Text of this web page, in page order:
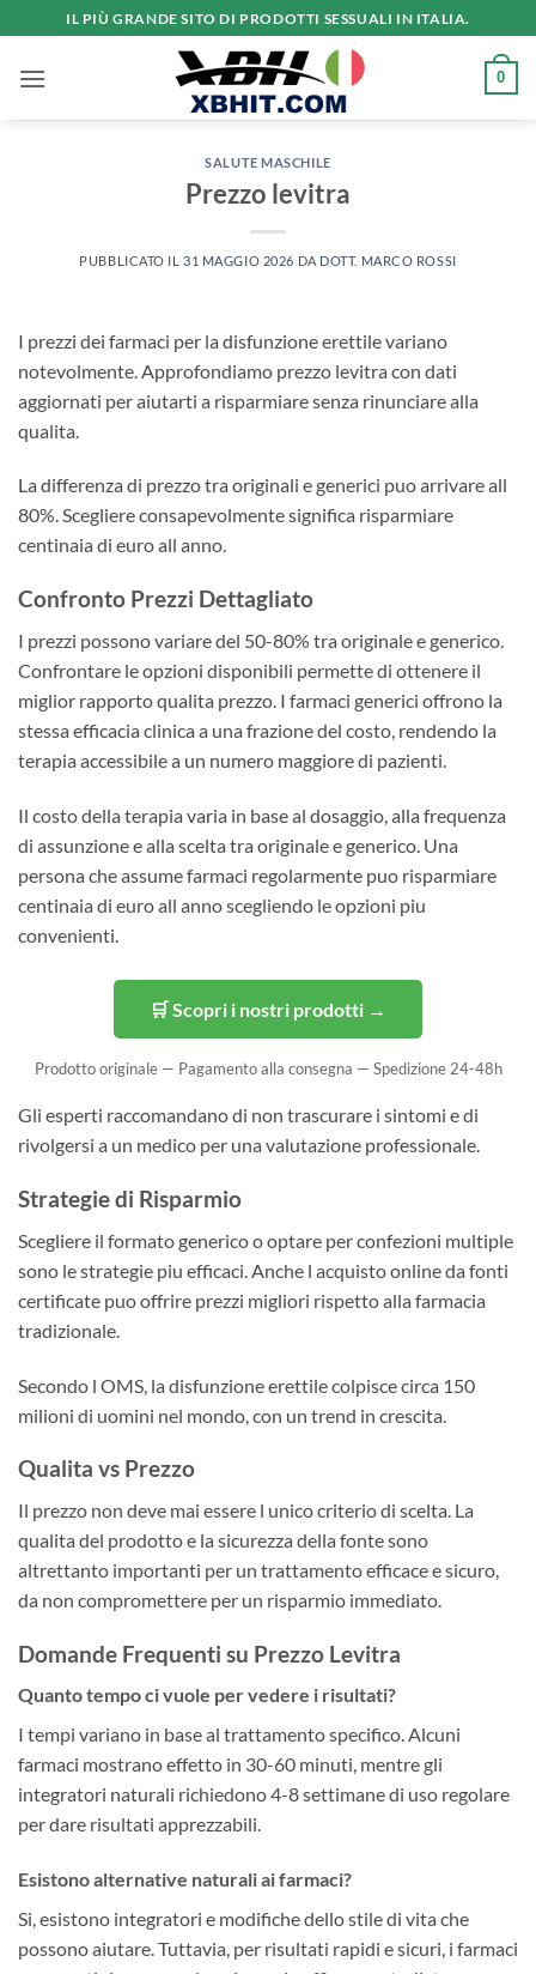
ai
contenuti
IL PIÙ GRANDE SITO DI PRODOTTI SESSUALI IN ITALIA.
0
SALUTE MASCHILE
Prezzo levitra
PUBBLICATO IL 31 MAGGIO 2026 DA DOTT. MARCO ROSSI
I prezzi dei farmaci per la disfunzione erettile variano
notevolmente. Approfondiamo prezzo levitra con dati
aggiornati per aiutarti a risparmiare senza rinunciare alla
qualita.
La differenza di prezzo tra originali e generici puo arrivare all
80%. Scegliere consapevolmente significa risparmiare
centinaia di euro all anno.
Confronto Prezzi Dettagliato
I prezzi possono variare del 50-80% tra originale e generico.
Confrontare le opzioni disponibili permette di ottenere il
miglior rapporto qualita prezzo. I farmaci generici offrono la
stessa efficacia clinica a una frazione del costo, rendendo la
terapia accessibile a un numero maggiore di pazienti.
Il costo della terapia varia in base al dosaggio, alla frequenza
di assunzione e alla scelta tra originale e generico. Una
persona che assume farmaci regolarmente puo risparmiare
centinaia di euro all anno scegliendo le opzioni piu
convenienti.
🛒 Scopri i nostri prodotti →
Prodotto originale — Pagamento alla consegna — Spedizione 24-48h
Gli esperti raccomandano di non trascurare i sintomi e di
rivolgersi a un medico per una valutazione professionale.
Strategie di Risparmio
Scegliere il formato generico o optare per confezioni multiple
sono le strategie piu efficaci. Anche l acquisto online da fonti
certificate puo offrire prezzi migliori rispetto alla farmacia
tradizionale.
Secondo l OMS, la disfunzione erettile colpisce circa 150
milioni di uomini nel mondo, con un trend in crescita.
Qualita vs Prezzo
Il prezzo non deve mai essere l unico criterio di scelta. La
qualita del prodotto e la sicurezza della fonte sono
altrettanto importanti per un trattamento efficace e sicuro,
da non compromettere per un risparmio immediato.
Domande Frequenti su Prezzo Levitra
Quanto tempo ci vuole per vedere i risultati?
I tempi variano in base al trattamento specifico. Alcuni
farmaci mostrano effetto in 30-60 minuti, mentre gli
integratori naturali richiedono 4-8 settimane di uso regolare
per dare risultati apprezzabili.
Esistono alternative naturali ai farmaci?
Si, esistono integratori e modifiche dello stile di vita che
possono aiutare. Tuttavia, per risultati rapidi e sicuri, i farmaci